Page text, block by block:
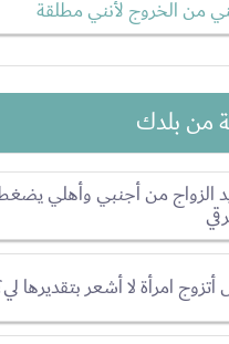
من الخروج لأنني مطلقة
من بلدك
الزواج من أجنبي وأهلي
امرأة لا أشعر بتقديرها